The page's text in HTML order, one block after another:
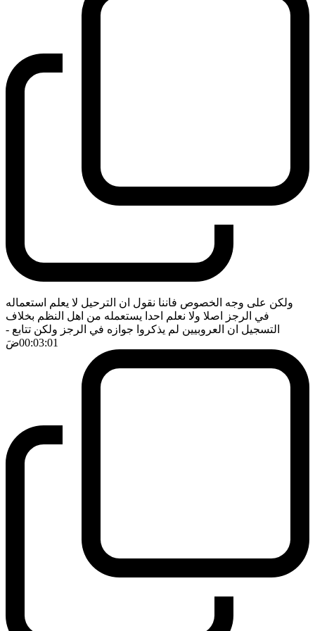
ولكن على وجه الخصوص فاننا نقول ان الترحيل لا يعلم استعماله
في الرجز اصلا ولا نعلم احدا يستعمله من اهل النظم بخلاف
التسجيل ان العروبيين لم يذكروا جوازه في الرجز ولكن تتابع -
00:03:01ضَ